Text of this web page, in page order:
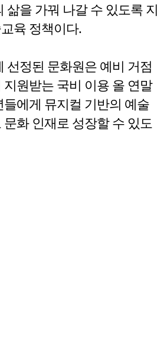
삶을 가꿔 나갈 수 있도록 지
육 정책이다.
선정된 문화원은 예비 거점
원받는 국비 이용 올 연말
에게 뮤지컬 기반의 예술
화 인재로 성장할 수 있도